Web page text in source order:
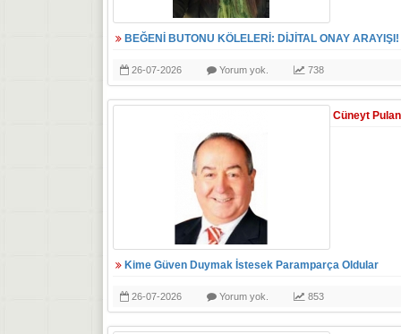
BEĞENİ BUTONU KÖLELERİ: DİJİTAL ONAY ARAYIŞI!
26-07-2026 Yorum yok. 738
Cüneyt
Kime Güven Duymak İstesek Paramparça Oldular
26-07-2026 Yorum yok. 853